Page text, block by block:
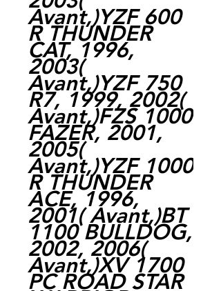
Avant,)YZF 600
R THUNDER
CAT, 1996,
2003(
Avant,)YZF 750
R7, 1999, 2002(
Avant,)FZS 1000
FAZER, 2001,
2005(
Avant,)YZF 1000
R THUNDER
ACE, 1996,
2001( Avant,)BT
1100 BULLDOG,
2002, 2006(
Avant,)XV 1700
PC ROAD STAR